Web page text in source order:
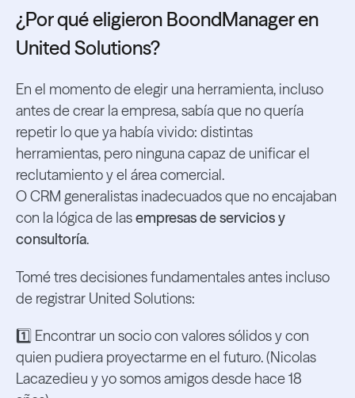
¿Por qué eligieron BoondManager en
United Solutions?
En el momento de elegir una herramienta, incluso
antes de crear la empresa, sabía que no quería
repetir lo que ya había vivido: distintas
herramientas, pero ninguna capaz de unificar el
reclutamiento y el área comercial.
O CRM generalistas inadecuados que no encajaban
con la lógica de lasempresas de servicios y
consultoría.
Tomé tres decisiones fundamentales antes incluso
de registrar United Solutions:
1️⃣ Encontrar un socio con valores sólidos y con
quien pudiera proyectarme en el futuro. (Nicolas
Lacazedieu y yo somos amigos desde hace 18